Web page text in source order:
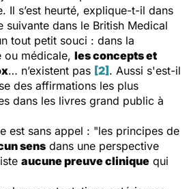
Il s’est heurté, explique-t-il dans
suivante dans le British Medical
tout petit souci : dans la
ou médicale, les concepts et
… n’existent pas [2]. Aussi s'est-il
des affirmations les plus
dans les livres grand public à
est sans appel : "les principes de
sens dans une perspective
aucune preuve clinique qui